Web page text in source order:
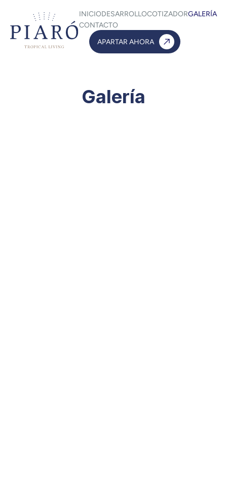
INICIODESARROLLOCOTIZADORGALERÍA
CONTACTO
APARTAR AHORA
Galería